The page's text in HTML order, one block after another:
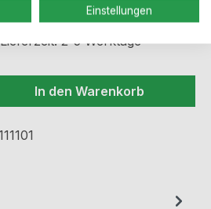
2-5 Werktage
Gib den
In den Warenkorb
Einstellungen